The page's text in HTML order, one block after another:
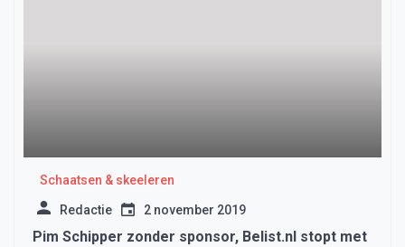
Schaatsen & skeeleren
Redactie 2 november 2019
Pim Schipper zonder sponsor, Belist.nl stopt met